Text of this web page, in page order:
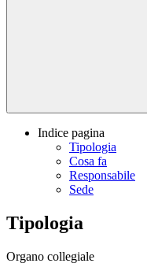
Indice pagina
Tipologia
Cosa fa
Responsabile
Sede
Tipologia
Organo collegiale